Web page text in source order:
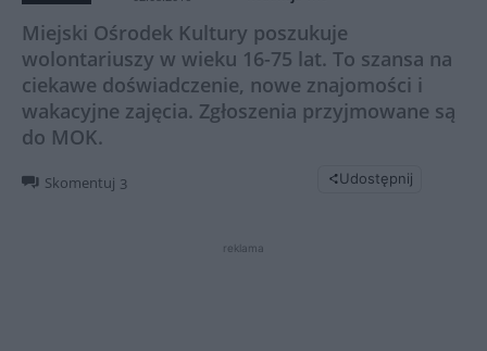
Miejski Ośrodek Kultury poszukuje
wolontariuszy w wieku 16-75 lat. To szansa na
ciekawe doświadczenie, nowe znajomości i
wakacyjne zajęcia. Zgłoszenia przyjmowane są
do MOK.
Skomentuj 3 Udostępnij
reklama